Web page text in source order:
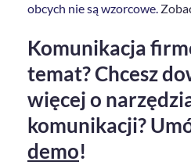
obcych nie są wzorcowe.
Komunikacja
temat? Chcesz
więcej o
komunikacji?
demo!